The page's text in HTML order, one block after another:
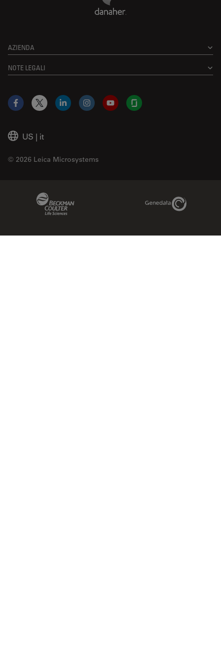
AZIENDA
NOTE LEGALI
US | it
© 2026 Leica Microsystems
Facebook
X LinkedInInstagramYouTubeGlassdoor
Genedata Link